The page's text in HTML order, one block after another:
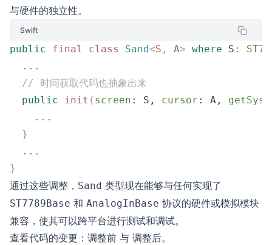
与硬件的独立性。
Swift
public final class Sand<S , A> where S :
  ...
  // 时间获取代码也抽象出来
  public
init ( screen : S, cursor : A,
    ...
  }
  ...
}
通过这些调整， Sand 类型现在能够与任何实现了
ST7789Base 和 AnalogInBase 协议的硬件或模拟模块
兼容，使其可以跨平台进行测试和调试。
查看代码的变更： 调整前 与 调整后。